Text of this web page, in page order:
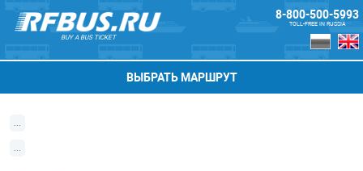
BUY A BUS TICKET
8-800-500-5993
TOLL-FREE IN RUSSIA
ВЫБРАТЬ МАРШРУТ